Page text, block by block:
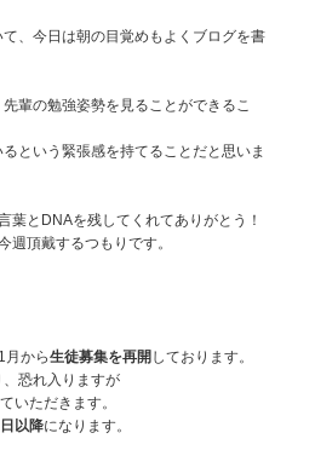
、今日は朝の目覚めもよくブログを書
輩の勉強姿勢を見ることができるこ
という緊張感を持てることだと思いま
葉とDNAを残してくれてありがとう！
週頂戴するつもりです。
月から生徒募集を再開 しております。
恐れ入りますが
いただきます。
以降になります。